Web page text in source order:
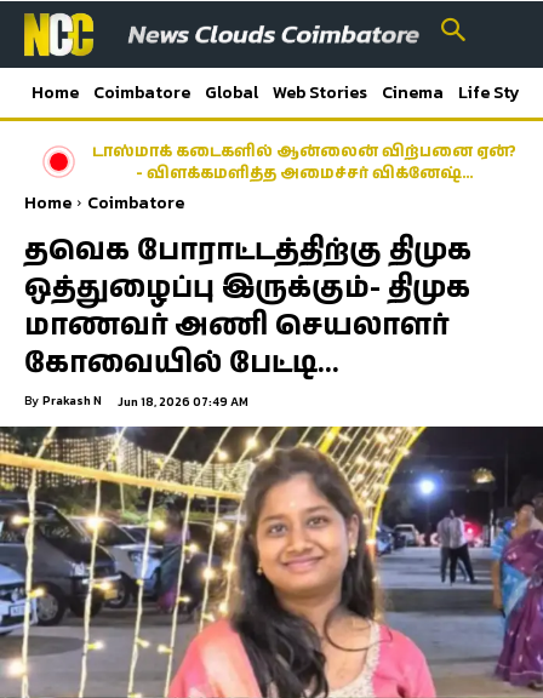
Home Coimbatore Global Web Stories Cinema Life Style
டாஸ்மாக் கடைகளில் ஆன்லைன் விற்பனை ஏன்?
- விளக்கமளித்த அமைச்சர் விக்னேஷ்…
Home Coimbatore
தவெக போராட்டத்திற்கு திமுக
ஒத்துழைப்பு இருக்கும்- திமுக
மாணவர் அணி செயலாளர்
கோவையில் பேட்டி…
By Prakash N Jun 18, 2026 07:49 AM